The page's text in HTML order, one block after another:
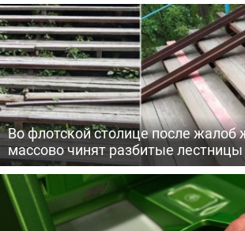
Во флотской столице после жалоб
массово чинят разбитые